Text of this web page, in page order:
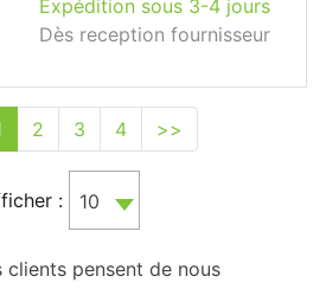
Expédition sous 3-4 jours
Dès reception fournisseur
2 3 4 >>
: 10
clients pensent de nous